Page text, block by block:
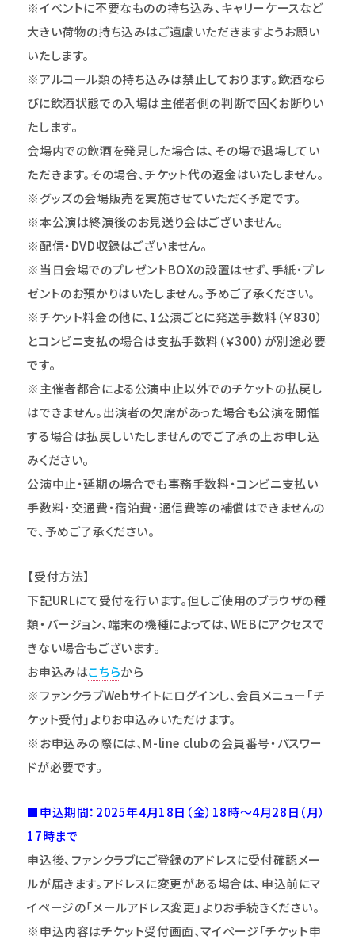
※イベントに不要なものの持ち込み、キャリーケースなど
大きい荷物の持ち込みはご遠慮いただきますようお願い
いたします。
※アルコール類の持ち込みは禁止しております。飲酒なら
びに飲酒状態での入場は主催者側の判断で固くお断りい
たします。
会場内での飲酒を発見した場合は、その場で退場してい
ただきます。その場合、チケット代の返金はいたしません。
※グッズの会場販売を実施させていただく予定です。
※本公演は終演後のお見送り会はございません。
※配信・DVD収録はございません。
※当日会場でのプレゼントBOXの設置はせず、手紙・プレ
ゼントのお預かりはいたしません。予めご了承ください。
※チケット料金の他に、1公演ごとに発送手数料（￥830）
とコンビニ支払の場合は支払手数料（￥300）が別途必要
です。
※主催者都合による公演中止以外でのチケットの払戻し
はできません。出演者の欠席があった場合も公演を開催
する場合は払戻しいたしませんのでご了承の上お申し込
みください。
公演中止・延期の場合でも事務手数料・コンビニ支払い
手数料・交通費・宿泊費・通信費等の補償はできませんの
で、予めご了承ください。
【受付方法】
下記URLにて受付を行います。但しご使用のブラウザの種
類・バージョン、端末の機種によっては、WEBにアクセスで
きない場合もございます。
お申込みはこちらから
※ファンクラブWebサイトにログインし、会員メニュー｢チ
ケット受付｣よりお申込みいただけます。
※お申込みの際には、M-line clubの会員番号・パスワー
ドが必要です。
■申込期間：2025年4月18日（金）18時～4月28日（月）
17時まで
申込後、ファンクラブにご登録のアドレスに受付確認メー
ルが届きます。アドレスに変更がある場合は、申込前にマ
イページの「メールアドレス変更」よりお手続きください。
※申込内容はチケット受付画面、マイページ「チケット申